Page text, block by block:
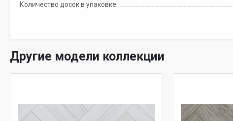
Количество досок в упаковке:
Другие модели коллекции